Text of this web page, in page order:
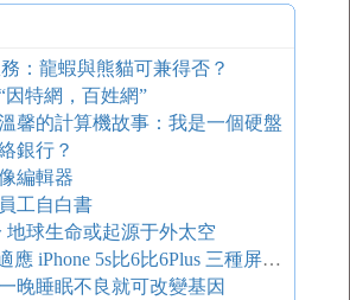
：龍蝦與熊貓可兼得否？
特網，百姓網”
馨的計算機故事：我是一個硬盤
銀行？
編輯器
工自白書
地球生命或起源于外太空
iOS 的APP 如何適應 iPhone 5s比6比6Plus 三種屏幕的尺寸？
晚睡眠不良就可改變基因